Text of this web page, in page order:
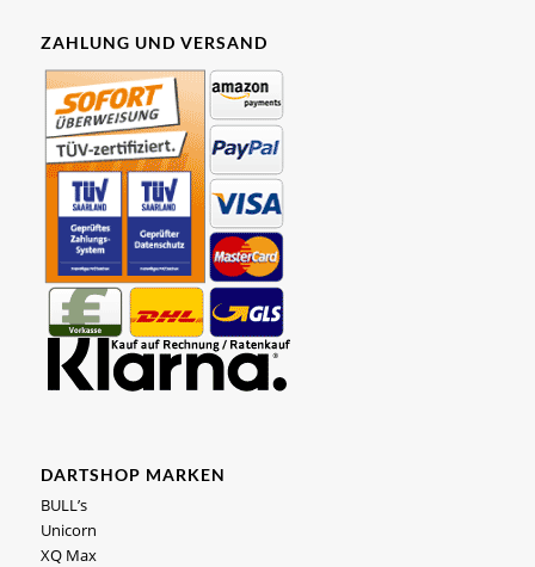
ZAHLUNG UND VERSAND
DARTSHOP MARKEN
BULL’s
Unicorn
XQ Max